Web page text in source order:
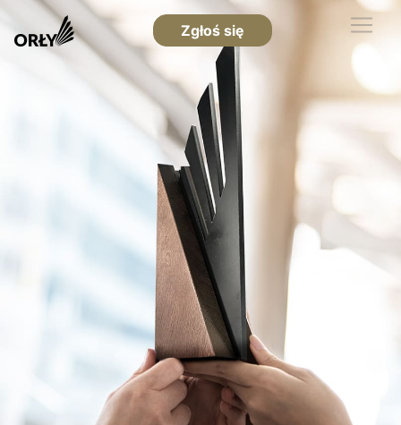
Zgłoś się